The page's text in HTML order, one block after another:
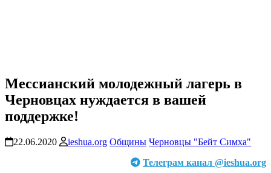
Мессианский молодежный лагерь в
Черновцах нуждается в вашей
поддержке!
22.06.2020 ieshua.org Общины Черновцы "Бейт Симха"
Телеграм канал @ieshua.org